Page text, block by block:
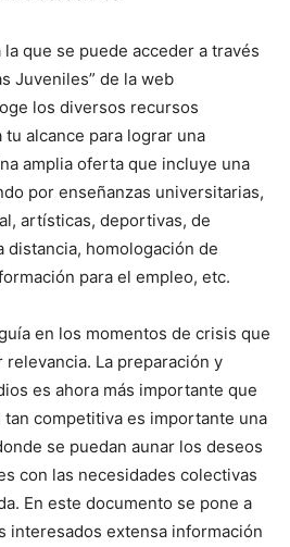
que se puede acceder a través
Juveniles” de la web
los diversos recursos
alcance para lograr una
amplia oferta que incluye una
por enseñanzas universitarias,
artísticas, deportivas, de
distancia, homologación de
para el empleo, etc.
en los momentos de crisis que
La preparación y
es ahora más importante que
tan competitiva es importante una
se puedan aunar los deseos
con las necesidades colectivas
En este documento se pone a
interesados extensa información